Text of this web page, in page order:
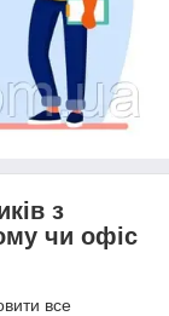
з
чи офіс
все